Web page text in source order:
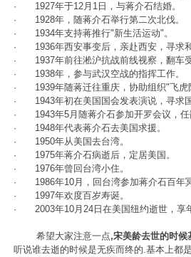
· 1927年于12月1日，与蒋介石
· 1928年，随蒋介石举行第二次北伐。
· 1934年支持蒋推行"新生活运动"。
· 1936年西安事变后，亲赴西安，寻求
· 1937年前往淞沪抗战前线视察，翻车
· 1938年，参与武汉空战的指挥工作。
· 1939年随蒋迁往重庆，协助组织"飞虎
· 1943年初在美国国会发表演说，寻求国
· 1943年5月随蒋介石参加开罗会议，任
· 1948年代表蒋介石去美国求援。
· 1950年从美国去台湾。
· 1975年蒋介石病逝后，定居
· 1976年曾回台湾小住。
· 1986年10月，回台湾参加蒋介石百年冥
· 1997年欢度百岁寿诞。
· 2003年10月24日在美国纽约逝世，享
希望大家注意一点,宋美龄去世的时候
听说谁去逝的时候是无疾而终的.基本上都